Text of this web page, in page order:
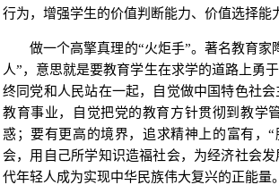
行为，增强学生的价值判断能力、价值选择
做一个高擎真理的“火炬手”。著名教育
人”，意思就是要教育学生在求学的道路上勇
终同党和人民站在一起，自觉做中国特色社
教育事业，自觉把党的教育方针贯彻到教学
惑；要有更高的境界，追求精神上的富有，
会，用自己所学知识造福社会，为经济社会
代年轻人成为实现中华民族伟大复兴的正能量。